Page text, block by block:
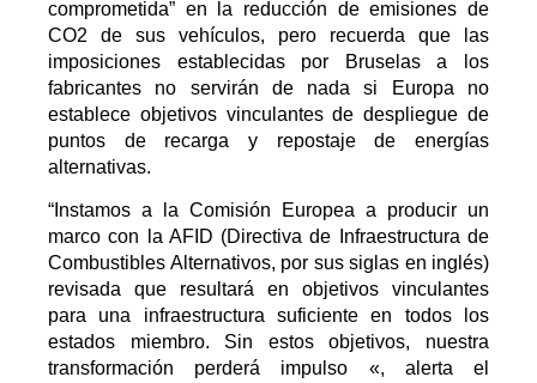
comprometida” en la reducción de emisiones de
CO2 de sus vehículos, pero recuerda que las
imposiciones establecidas por Bruselas a los
fabricantes no servirán de nada si Europa no
establece objetivos vinculantes de despliegue de
puntos de recarga y repostaje de energías
alternativas.
“Instamos a la Comisión Europea a producir un
marco con la AFID (Directiva de Infraestructura de
Combustibles Alternativos, por sus siglas en inglés)
revisada que resultará en objetivos vinculantes
para una infraestructura suficiente en todos los
estados miembro. Sin estos objetivos, nuestra
transformación perderá impulso «, alerta el